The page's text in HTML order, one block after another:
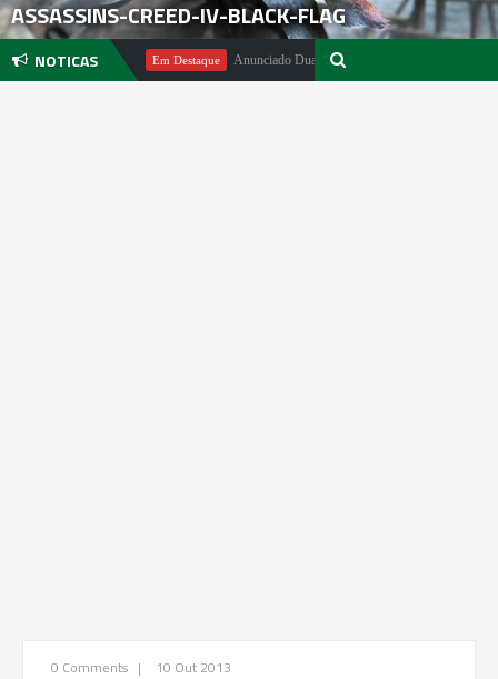
ASSASSINS-CREED-IV-BLACK-FLAG
NOTICAS
Pachter Em Destaque Anunciado DualSense The Last of Us Limited Edition
0 Comments | 10 Out 2013